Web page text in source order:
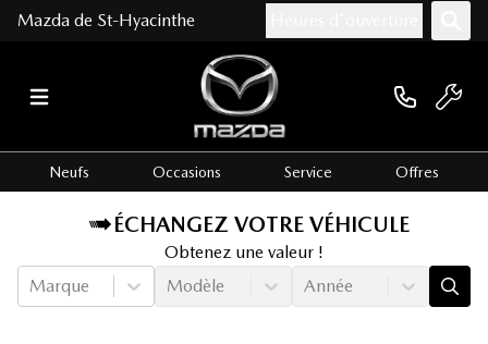
Mazda de St-Hyacinthe
Neufs Occasions Service Offres
ÉCHANGEZ VOTRE VÉHICULE
Obtenez une valeur !
Marque
Modèle Année